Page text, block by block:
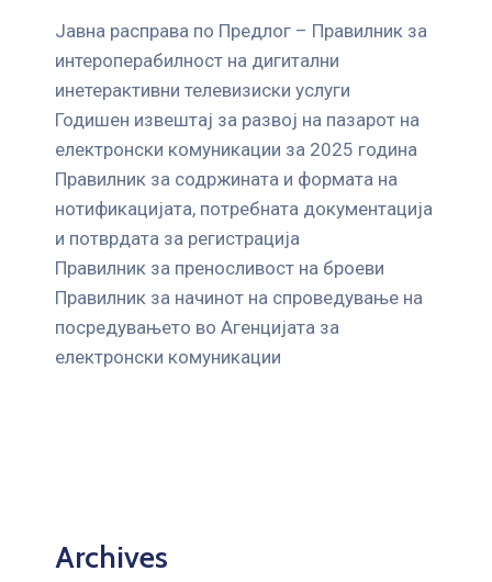
Јавна расправа по Предлог – Правилник за
интероперабилност на дигитални
инетерактивни телевизиски услуги
Годишен извештај за развој на пазарот на
електронски комуникации за 2025 година
Правилник за содржината и формата на
нотификацијата, потребната документација
и потврдата за регистрација
Правилник за преносливост на броеви
Правилник за начинот на спроведување на
посредувањето во Агенцијата за
електронски комуникации
Archives